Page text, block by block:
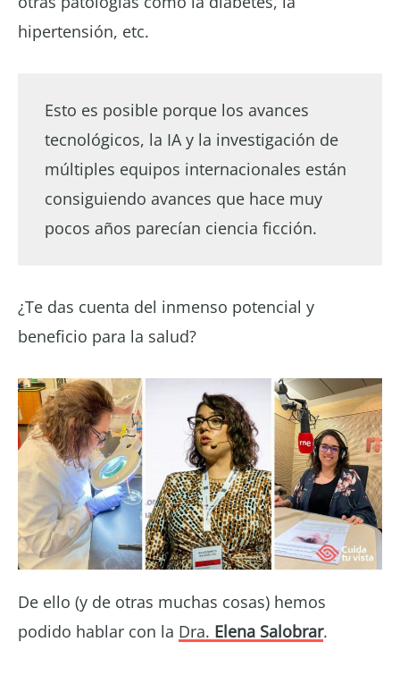
hipertensión, etc.
Esto es posible porque los avances
tecnológicos, la IA y la investigación de
múltiples equipos internacionales están
consiguiendo avances que hace muy
pocos años parecían ciencia ficción.
¿Te das cuenta del inmenso potencial y
beneficio para la salud?
De ello (y de otras muchas cosas) hemos
podido hablar con la Dra. Elena Salobrar.